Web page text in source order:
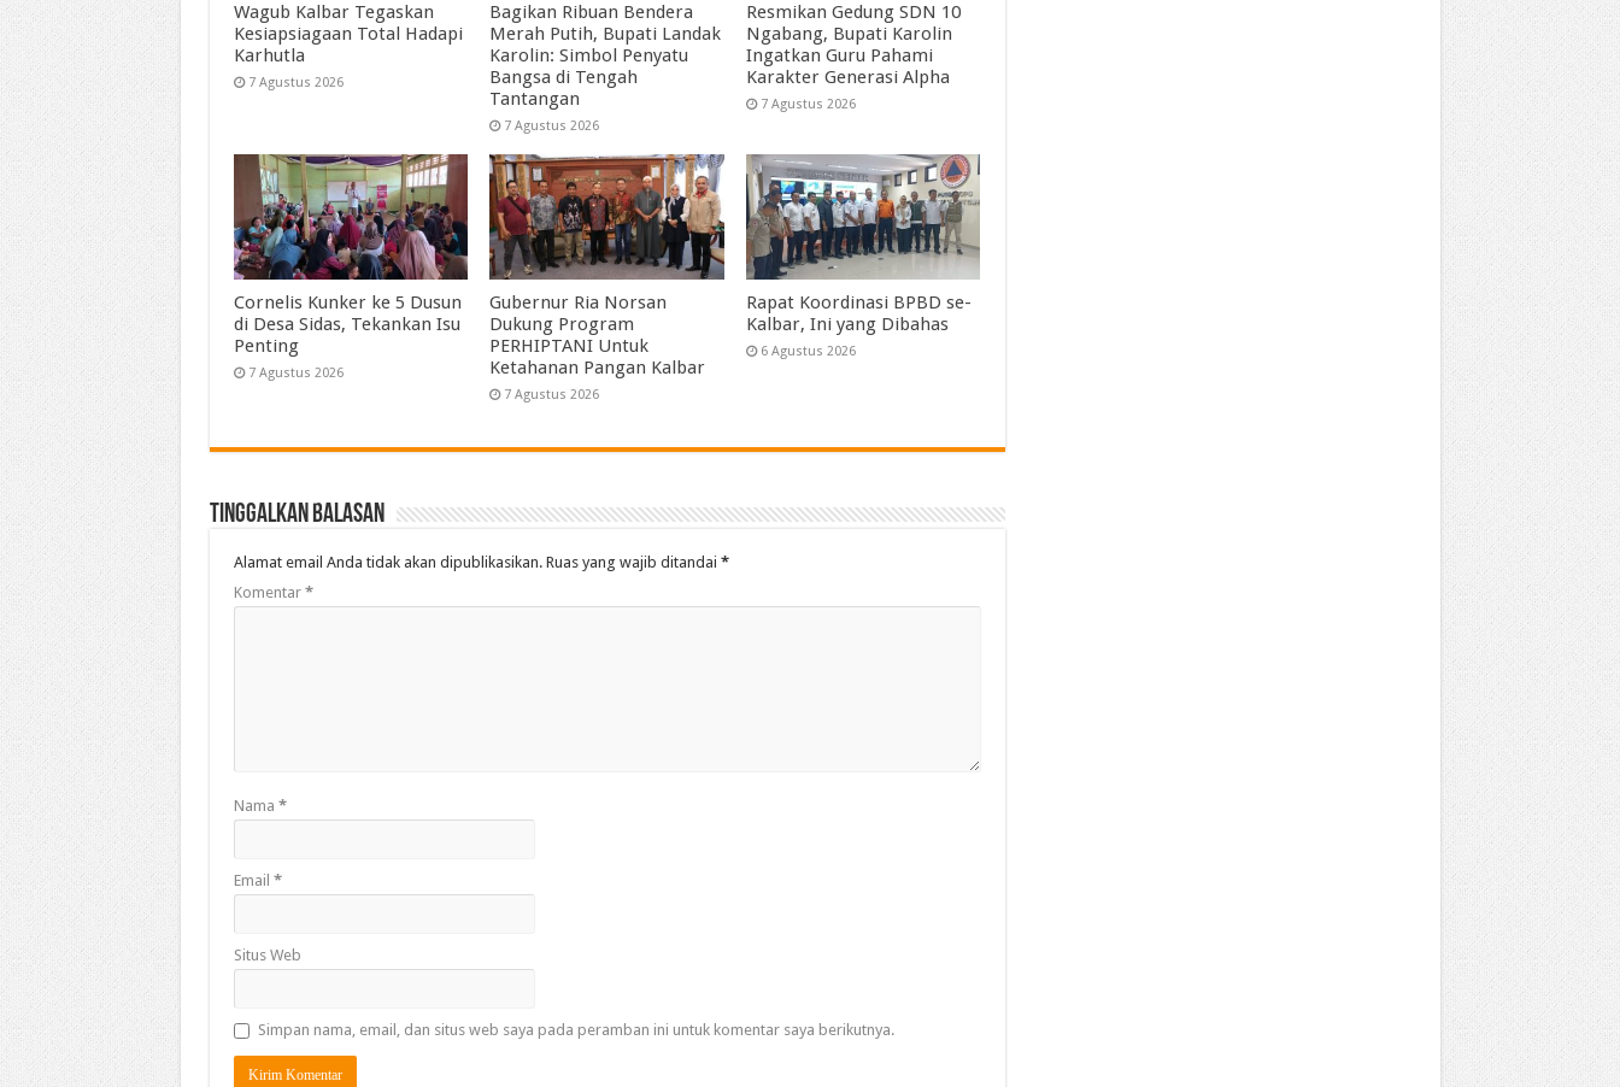
Wagub Kalbar Tegaskan
Kesiapsiagaan Total Hadapi
Karhutla
7 Agustus 2026
Bagikan Ribuan Bendera
Merah Putih, Bupati Landak
Karolin: Simbol Penyatu
Bangsa di Tengah
Tantangan
7 Agustus 2026
Resmikan Gedung SDN 10
Ngabang, Bupati Karolin
Ingatkan Guru Pahami
Karakter Generasi Alpha
7 Agustus 2026
Cornelis Kunker ke 5 Dusun
di Desa Sidas, Tekankan Isu
Penting
7 Agustus 2026
Gubernur Ria Norsan
Dukung Program
PERHIPTANI Untuk
Ketahanan Pangan Kalbar
7 Agustus 2026
Rapat Koordinasi BPBD se-
Kalbar, Ini yang Dibahas
6 Agustus 2026
Tinggalkan Balasan
Alamat email Anda tidak akan dipublikasikan. Ruas yang wajib ditandai *
Komentar *
Nama *
Email *
Situs Web
Simpan nama, email, dan situs web saya pada peramban ini untuk komentar saya berikutnya.